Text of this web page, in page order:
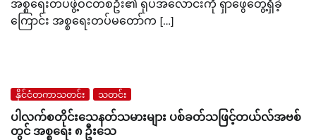
အစ္စရေးတပ်ဖွဲ့ဝင်တစ်ဦး၏ ရုပ်အလောင်းကို ရှာဖွေတွေ့ရှိခဲ့
ကြောင်း အစ္စရေးတပ်မတော်က […]
နိုင်ငံတကာသတင်း သတင်း
ပါလက်စတိုင်း​သေနတ်သမားများ ပစ်ခတ်သဖြင့်တယ်လ်အဗစ်
တွင် အစ္စ​ရေး ၈ ဦး​သေ